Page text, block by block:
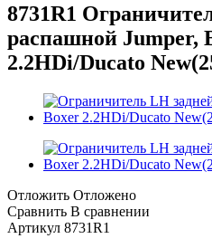
8731R1
распашной Jumper,
2.2HDi/Ducato
Отложить Отложено
Сравнить В сравнении
Артикул 8731R1